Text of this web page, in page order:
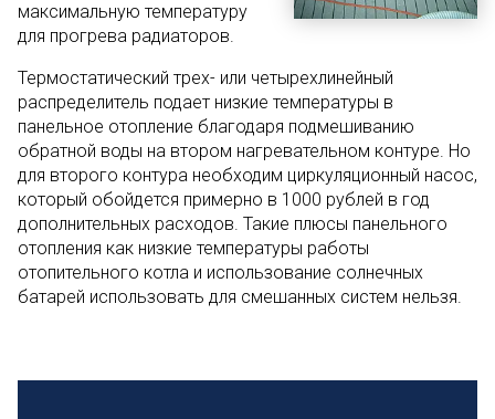
максимальную температуру
для прогрева радиаторов.
Термостатический трех- или четырехлинейный
распределитель подает низкие температуры в
панельное отопление благодаря подмешиванию
обратной воды на втором нагревательном контуре. Но
для второго контура необходим циркуляционный насос,
который обойдется примерно в 1000 рублей в год
дополнительных расходов. Такие плюсы панельного
отопления как низкие температуры работы
отопительного котла и использование солнечных
батарей использовать для смешанных систем нельзя.